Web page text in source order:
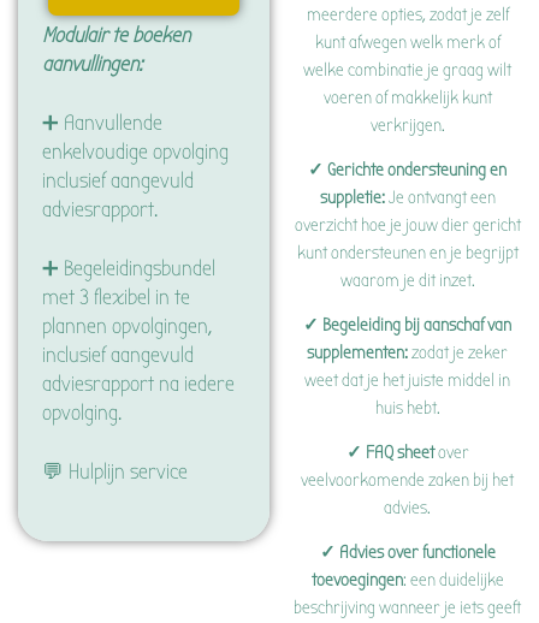
meerdere opties, zodat je zelf
kunt afwegen welk merk of
welke combinatie je graag wilt
voeren of makkelijk kunt
verkrijgen.
✓ Gerichte ondersteuning en
suppletie:Je ontvangt een
overzicht hoe je jouw dier gericht
kunt ondersteunen en je begrijpt
waarom je dit inzet.
✓ Begeleiding bij aanschaf van
supplementen:zodat je zeker
weet dat je het juiste middel in
huis hebt.
✓ FAQ sheetover
veelvoorkomende zaken bij het
advies.
✓ Advies over functionele
toevoegingen: een duidelijke
beschrijving wanneer je iets geeft
Modulair te boeken
aanvullingen:
➕ Aanvullende
enkelvoudige opvolging
inclusief aangevuld
adviesrapport.
➕ Begeleidingsbundel
met 3 flexibel in te
plannen opvolgingen,
inclusief aangevuld
adviesrapport na iedere
opvolging.
💬 Hulplijn service